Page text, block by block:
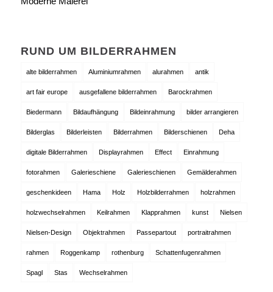
RUND UM BILDERRAHMEN
alte bilderrahmen Aluminiumrahmen alurahmen antik
art fair europe ausgefallene bilderrahmen Barockrahmen
Biedermann Bildaufhängung Bildeinrahmung bilder arrangieren
Bilderglas Bilderleisten Bilderrahmen Bilderschienen Deha
digitale Bilderrahmen Displayrahmen Effect Einrahmung
fotorahmen Galerieschiene Galerieschienen Gemälderahmen
geschenkideen Hama Holz Holzbilderrahmen holzrahmen
holzwechselrahmen Keilrahmen Klapprahmen kunst Nielsen
Nielsen-Design Objektrahmen Passepartout portraitrahmen
rahmen Roggenkamp rothenburg Schattenfugenrahmen
Spagl Stas Wechselrahmen